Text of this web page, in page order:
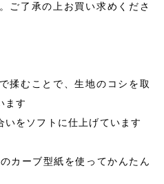
ご了承の上お買い求めくださ
揉むことで、生地のコシを取
ます
いをソフトに仕上げています
カーブ型紙を使ってかんたん